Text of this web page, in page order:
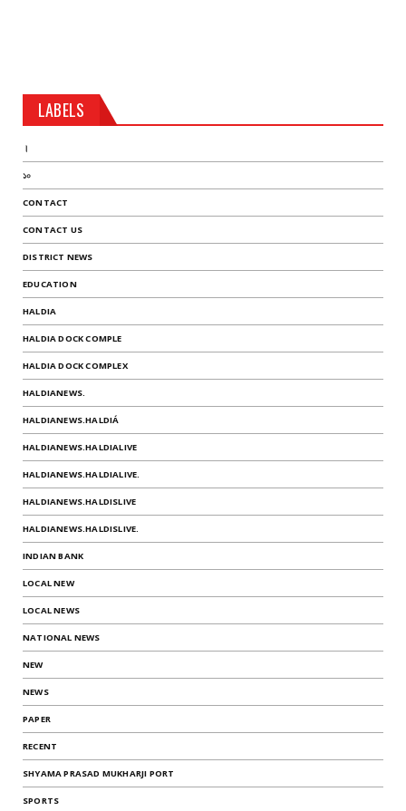
LABELS
।
১০
CONTACT
CONTACT US
DISTRICT NEWS
EDUCATION
HALDIA
HALDIA DOCK COMPLE
HALDIA DOCK COMPLEX
HALDIANEWS.
HALDIANEWS.HALDIÁ
HALDIANEWS.HALDIALIVE
HALDIANEWS.HALDIALIVE.
HALDIANEWS.HALDISLIVE
HALDIANEWS.HALDISLIVE.
INDIAN BANK
LOCAL NEW
LOCAL NEWS
NATIONAL NEWS
NEW
NEWS
PAPER
RECENT
SHYAMA PRASAD MUKHARJI PORT
SPORTS